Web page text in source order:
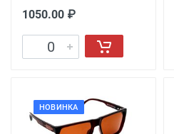
1050.00 ₽
НОВИНКА